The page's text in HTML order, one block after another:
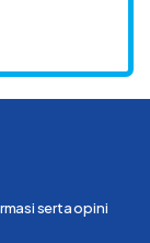
serta opini